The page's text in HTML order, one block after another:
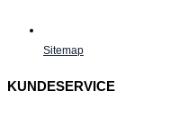
Sitemap
KUNDESERVICE